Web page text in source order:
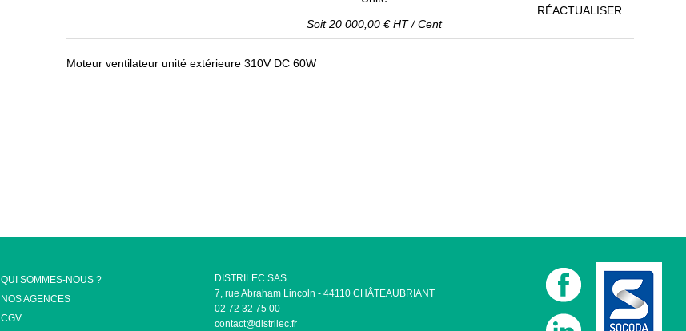
Soit20 000,00 € HT/Cent
RÉACTUALISER
Moteur ventilateur unité extérieure 310V DC 60W
QUI SOMMES-NOUS ?
NOS AGENCES
CGV
DISTRILEC SAS
7, rue Abraham Lincoln - 44110 CHÂTEAUBRIANT
02 72 32 75 00
contact@distrilec.fr